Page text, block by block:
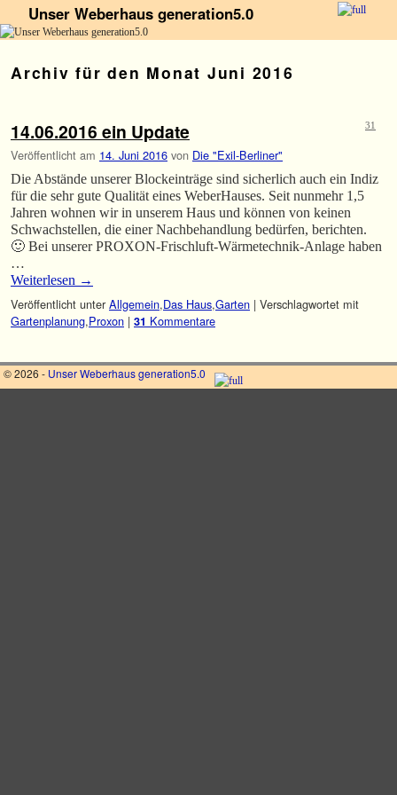
Unser Weberhaus generation5.0
Archiv für den Monat Juni 2016
14.06.2016 ein Update
Veröffentlicht am 14. Juni 2016 von Die "Exil-Berliner"
31
Die Abstände unserer Blockeinträge sind sicherlich auch ein Indiz
für die sehr gute Qualität eines WeberHauses. Seit nunmehr 1,5
Jahren wohnen wir in unserem Haus und können von keinen
Schwachstellen, die einer Nachbehandlung bedürfen, berichten.
🙂 Bei unserer PROXON-Frischluft-Wärmetechnik-Anlage haben
…
Weiterlesen →
Veröffentlicht unter Allgemein,Das Haus,Garten | Verschlagwortet mit
Gartenplanung,Proxon | 31 Kommentare
© 2026 - Unser Weberhaus generation5.0